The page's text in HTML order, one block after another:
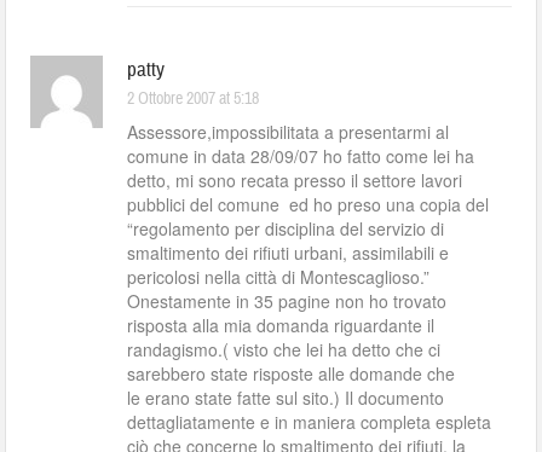
patty
2 Ottobre 2007 at 5:18
Assessore,impossibilitata a presentarmi al
comune in data 28/09/07 ho fatto come lei ha
detto, mi sono recata presso il settore lavori
pubblici del comune ed ho preso una copia del
“regolamento per disciplina del servizio di
smaltimento dei rifiuti urbani, assimilabili e
pericolosi nella città di Montescaglioso.”
Onestamente in 35 pagine non ho trovato
risposta alla mia domanda riguardante il
randagismo.( visto che lei ha detto che ci
sarebbero state risposte alle domande che
le erano state fatte sul sito.) Il documento
dettagliatamente e in maniera completa espleta
ciò che concerne lo smaltimento dei rifiuti, la